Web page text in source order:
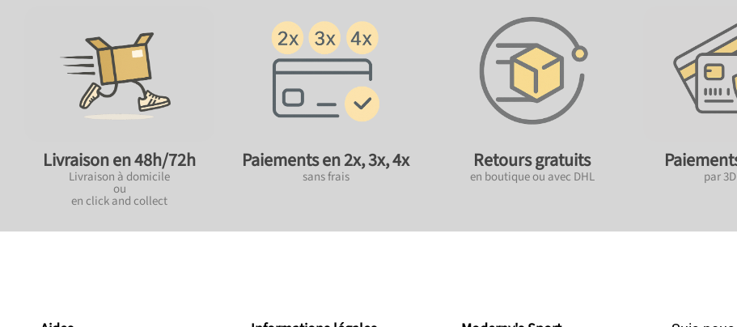
Livraison en 48h/72h
Livraison à domicile
ou
en click and collect
Paiements en 2x, 3x, 4x
sans frais
Retours gratuits
en boutique ou avec DHL par